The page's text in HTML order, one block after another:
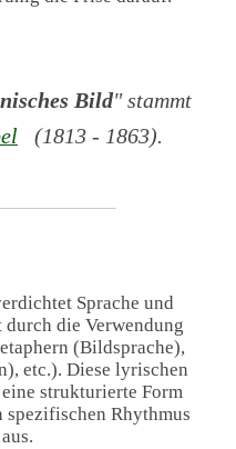
Bild" stammt
(1813 - 1863).
Sprache und
die Verwendung
(Bildsprache),
etc.). Diese lyrischen
strukturierte Form
spezifischen Rhythmus